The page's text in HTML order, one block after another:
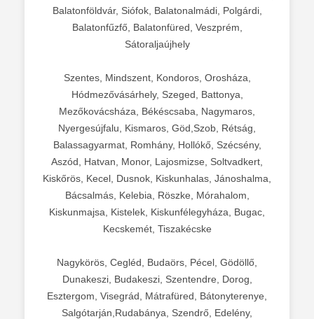
Balatonföldvár, Siófok, Balatonalmádi, Polgárdi,
Balatonfűzfő, Balatonfüred, Veszprém,
Sátoraljaújhely
Szentes, Mindszent, Kondoros, Orosháza,
Hódmezővásárhely, Szeged, Battonya,
Mezőkovácsháza, Békéscsaba, Nagymaros,
Nyergesújfalu, Kismaros, Göd,Szob, Rétság,
Balassagyarmat, Romhány, Hollókő, Szécsény,
Aszód, Hatvan, Monor, Lajosmizse, Soltvadkert,
Kiskőrös, Kecel, Dusnok, Kiskunhalas, Jánoshalma,
Bácsalmás, Kelebia, Röszke, Mórahalom,
Kiskunmajsa, Kistelek, Kiskunfélegyháza, Bugac,
Kecskemét, Tiszakécske
Nagykörös, Cegléd, Budaörs, Pécel, Gödöllő,
Dunakeszi, Budakeszi, Szentendre, Dorog,
Esztergom, Visegrád, Mátrafüred, Bátonyterenye,
Salgótarján,Rudabánya, Szendrő, Edelény,